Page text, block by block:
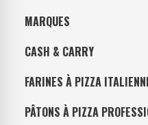
MARQUES
CASH & CARRY
FARINES À PIZZA
PÂTONS À PIZZA